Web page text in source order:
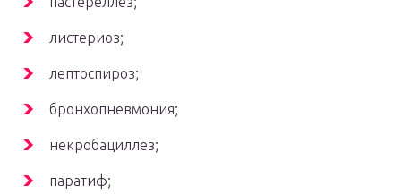
листериоз;
лептоспироз;
бронхопневмония;
некробациллез;
паратиф;